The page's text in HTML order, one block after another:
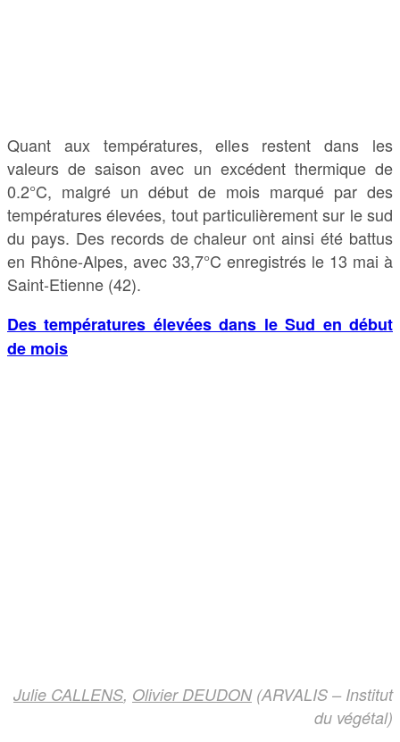
Quant aux températures, elles restent dans les
valeurs de saison avec un excédent thermique de
0.2°C, malgré un début de mois marqué par des
températures élevées, tout particulièrement sur le sud
du pays. Des records de chaleur ont ainsi été battus
en Rhône-Alpes, avec 33,7°C enregistrés le 13 mai à
Saint-Etienne (42).
Des températures élevées dans le Sud en début
de mois
Julie CALLENS, Olivier DEUDON(ARVALIS – Institut
du végétal)